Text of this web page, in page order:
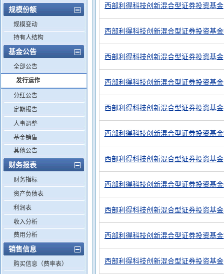
规模份额
规模变动
持有人结构
基金公告
全部公告
发行运作
分红公告
定期报告
人事调整
基金销售
其他公告
财务报表
财务指标
资产负债表
利润表
收入分析
费用分析
销售信息
购买信息（费率表）
西部利得科技创新混合型证券投资基
西部利得科技创新混合型证券投资基
西部利得科技创新混合型证券投资基
西部利得科技创新混合型证券投资基
西部利得科技创新混合型证券投资基
西部利得科技创新混合型证券投资基
西部利得科技创新混合型证券投资基
西部利得科技创新混合型证券投资基
西部利得科技创新混合型证券投资基
西部利得科技创新混合型证券投资基
西部利得科技创新混合型证券投资基